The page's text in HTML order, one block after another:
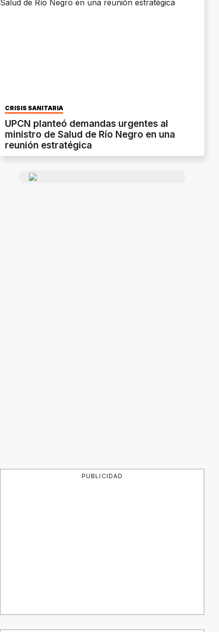
CRISIS SANITARIA
UPCN planteó demandas urgentes al
ministro de Salud de Río Negro en una
reunión estratégica
PUBLICIDAD